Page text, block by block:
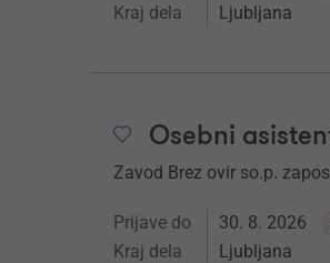
Kraj dela Ljubljana
Osebni
Zavod Brez ovir so.p.
Prijave do 30. 8. 2026
Kraj dela Ljubljana